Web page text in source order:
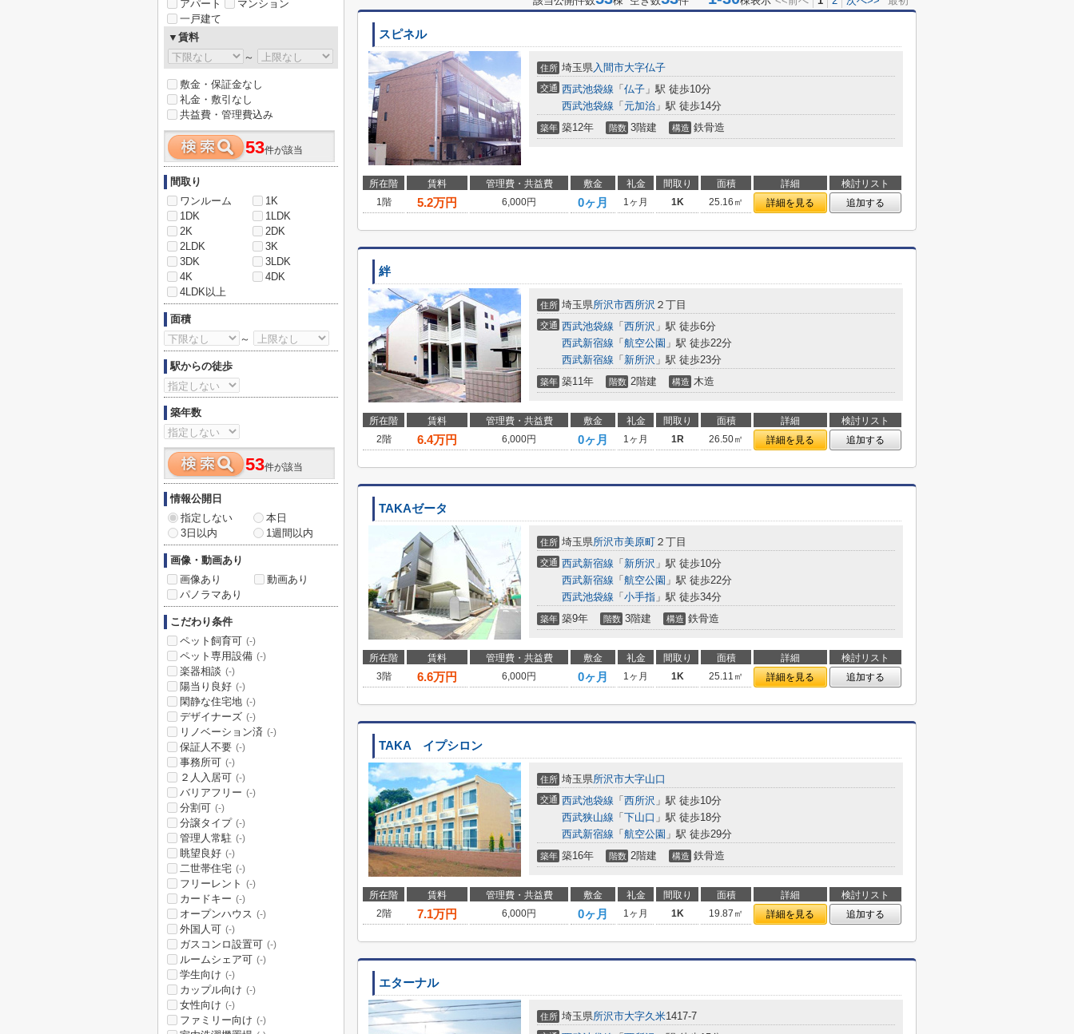
スピネル
住所 埼玉県入間市大字仏子
交通 西武池袋線 「 仏子 」駅 徒歩10分
西武池袋線 「 元加治 」駅 徒歩14分
築年 築12年 階数 3階建 構造 鉄骨造
所在階 賃料 管理費・共益費 敷金 礼金 間取り 面積 詳細
検討リスト
1階
5.2万円 6,000円 0ヶ月 1ヶ月 1K 25.16㎡ 詳細を見る 追加する
絆
住所 埼玉県所沢市西所沢 ２丁目
交通 西武池袋線 「 西所沢 」駅 徒歩6分
西武新宿線 「 航空公園 」駅 徒歩22分
西武新宿線 「 新所沢 」駅 徒歩23分
築年 築11年 階数 2階建 構造 木造
所在階 賃料 管理費・共益費 敷金 礼金 間取り 面積 詳細
検討リスト
2階
6.4万円 6,000円 0ヶ月 1ヶ月 1R 26.50㎡ 詳細を見る 追加する
TAKAゼータ
住所 埼玉県所沢市美原町 ２丁目
交通 西武新宿線 「 新所沢 」駅 徒歩10分
西武新宿線 「 航空公園 」駅 徒歩22分
西武池袋線 「 小手指 」駅 徒歩34分
築年 築9年 階数 3階建 構造 鉄骨造
所在階 賃料 管理費・共益費 敷金 礼金 間取り 面積 詳細
検討リスト
3階
6.6万円 6,000円 0ヶ月 1ヶ月 1K 25.11㎡ 詳細を見る 追加する
TAKA イプシロン
住所 埼玉県所沢市大字山口
交通 西武池袋線 「 西所沢 」駅 徒歩10分
西武狭山線 「 下山口 」駅 徒歩18分
西武新宿線 「 航空公園 」駅 徒歩29分
築年 築16年 階数 2階建 構造 鉄骨造
所在階 賃料 管理費・共益費 敷金 礼金 間取り 面積 詳細
検討リスト
2階
7.1万円 6,000円 0ヶ月 1ヶ月 1K 19.87㎡ 詳細を見る 追加する
エターナル
住所 埼玉県所沢市大字久米1417-7
アパート
マンション
一戸建て
▼賃料
～
敷金・保証金なし
礼金・敷引なし
共益費・管理費込み
53件が該当
間取り
ワンルーム
1K
1DK
1LDK
2K
2DK
2LDK
3K
3DK
3LDK
4K
4DK
4LDK以上
面積
～
駅からの徒歩
築年数
53件が該当
情報公開日
指定しない
本日
3日以内
1週間以内
画像・動画あり
画像あり
動画あり
パノラマあり
こだわり条件
ペット飼育可 (-)
ペット専用設備 (-)
楽器相談 (-)
陽当り良好 (-)
閑静な住宅地 (-)
デザイナーズ (-)
リノベーション済 (-)
保証人不要 (-)
事務所可 (-)
２人入居可 (-)
バリアフリー (-)
分割可 (-)
分譲タイプ (-)
管理人常駐 (-)
眺望良好 (-)
二世帯住宅 (-)
フリーレント (-)
カードキー (-)
オープンハウス (-)
外国人可 (-)
ガスコンロ設置可 (-)
ルームシェア可 (-)
学生向け (-)
カップル向け (-)
女性向け (-)
ファミリー向け (-)